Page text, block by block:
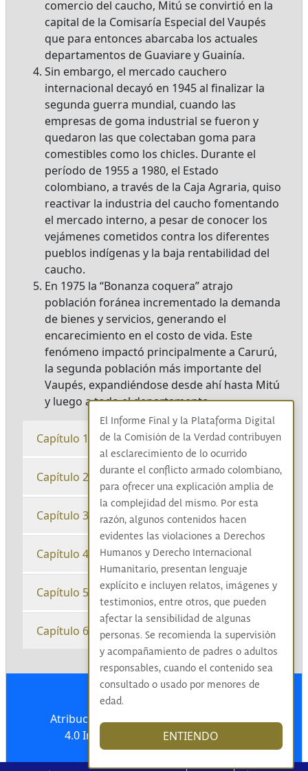
comercio del caucho, Mitú se convirtió en la
capital de la Comisaría Especial del Vaupés
que para entonces abarcaba los actuales
departamentos de Guaviare y Guainía.
Sin embargo, el mercado cauchero
internacional decayó en 1945 al finalizar la
segunda guerra mundial, cuando las
empresas de goma industrial se fueron y
quedaron las que colectaban goma para
comestibles como los chicles. Durante el
período de 1955 a 1980, el Estado
colombiano, a través de la Caja Agraria, quiso
reactivar la industria del caucho fomentando
el mercado interno, a pesar de conocer los
vejámenes cometidos contra los diferentes
pueblos indígenas y la baja rentabilidad del
caucho.
En 1975 la “Bonanza coquera” atrajo
población foránea incrementado la demanda
de bienes y servicios, generando el
encarecimiento en el costo de vida. Este
fenómeno impactó principalmente a Carurú,
la segunda población más importante del
Vaupés, expandiéndose desde ahí hasta Mitú
y luego a todo el departamento.
Capítulo 1
Capítulo 2
Capítulo 3
Capítulo 4
Capítulo 5
Capítulo 6
Atribución-NoComercial-CompartirIgual
4.0 Internacional (CC BY-NC-SA 4.0)
El Informe Final y la Plataforma Digital
de la Comisión de la Verdad contribuyen
al esclarecimiento de lo ocurrido
durante el conflicto armado colombiano,
para ofrecer una explicación amplia de
la complejidad del mismo. Por esta
razón, algunos contenidos hacen
evidentes las violaciones a Derechos
Humanos y Derecho Internacional
Humanitario, presentan lenguaje
explícito e incluyen relatos, imágenes y
testimonios, entre otros, que pueden
afectar la sensibilidad de algunas
personas. Se recomienda la supervisión
y acompañamiento de padres o adultos
responsables, cuando el contenido sea
consultado o usado por menores de
edad.
ENTIENDO